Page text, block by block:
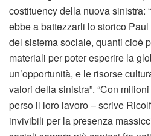
costituency della nuova sinistra:
ebbe a battezzarli lo storico
del sistema sociale, quanti cioè
materiali per poter esperire la
un’opportunità, e le risorse
valori della sinistra”. “Con
perso il loro lavoro – scrive
invivibili per la presenza